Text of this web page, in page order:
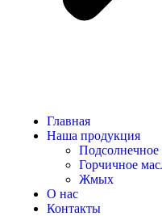
Главная
Наша продукция
Подсолнечное
Горчичное
Жмых
О нас
Контакты